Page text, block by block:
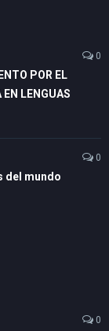
0
POR EL
EN LENGUAS
0
del mundo
0